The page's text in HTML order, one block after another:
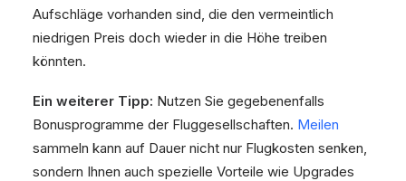
Aufschläge vorhanden sind, die den vermeintlich
niedrigen Preis doch wieder in die Höhe treiben
könnten.
Ein weiterer Tipp: Nutzen Sie gegebenenfalls
Bonusprogramme der Fluggesellschaften. Meilen
sammeln kann auf Dauer nicht nur Flugkosten senken,
sondern Ihnen auch spezielle Vorteile wie Upgrades